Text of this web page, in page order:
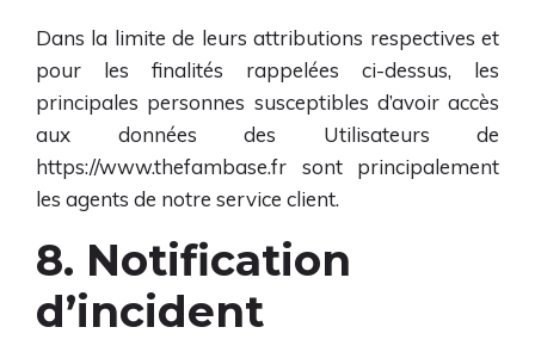
Dans la limite de leurs attributions respectives et
pour les finalités rappelées ci-dessus, les
principales personnes susceptibles d’avoir accès
aux données des Utilisateurs de
https://www.thefambase.fr sont principalement
les agents de notre service client.
8. Notification
d’incident